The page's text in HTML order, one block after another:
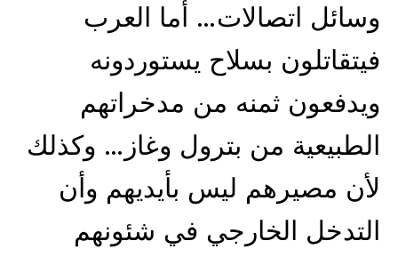
وسائل اتصالات… أما العرب
فيتقاتلون بسلاح يستوردونه
ويدفعون ثمنه من مدخراتهم
الطبيعية من بترول وغاز… وكذلك
لأن مصيرهم ليس بأيديهم وأن
التدخل الخارجي في شئونهم